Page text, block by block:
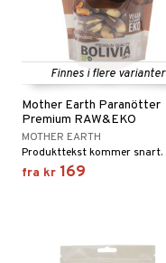
Finnes i flere varianter
Mother Earth Paranötter
Premium RAW&EKO
MOTHER EARTH
Produkttekst kommer snart.
fra kr 169